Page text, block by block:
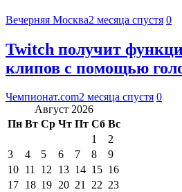
Вечерняя Москва2 месяца спустя 0
Twitch получит
клипов с помощью
Чемпионат.com2 месяца спустя 0
Август 2026
Пн Вт Ср Чт Пт Сб Вс
1
2
3
4 5 6 7 8
9
10 11 12 13 14 15 16
17 18 19 20 21 22 23